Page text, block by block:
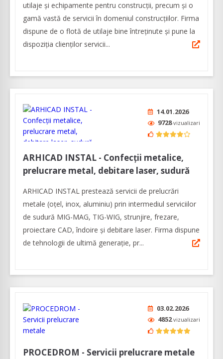
utilaje și echipamente pentru construcții, precum și o
gamă vastă de servicii în domeniul construcțiilor. Firma
dispune de o flotă de utilaje bine întreținute și pune la
dispoziția clienților servicii...
14.01.2026
9728vizualizari
ARHICAD INSTAL - Confecții metalice,
prelucrare metal, debitare laser, sudură
ARHICAD INSTAL prestează servicii de prelucrări
metale (oțel, inox, aluminiu) prin intermediul serviciilor
de sudură MIG-MAG, TIG-WIG, strunjire, frezare,
proiectare CAD, îndoire și debitare laser. Firma dispune
de tehnologii de ultimă generație, pr...
03.02.2026
4852vizualizari
PROCEDROM - Servicii prelucrare metale